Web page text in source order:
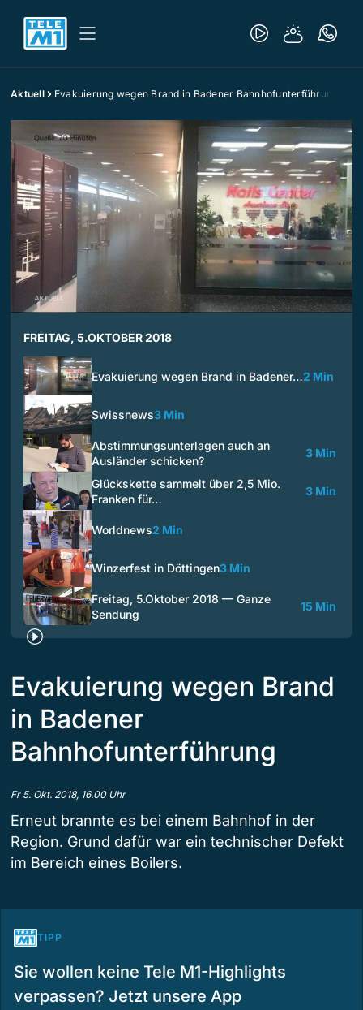
Aktuell Evakuierung wegen Brand in Badener Bahnhofunterführung
FREITAG, 5.OKTOBER 2018
Evakuierung wegen Brand in Badener…2 Min
Swissnews3 Min
Abstimmungsunterlagen auch an
Ausländer schicken?
3 Min
Glückskette sammelt über 2,5 Mio.
Franken für…
3 Min
Worldnews2 Min
Winzerfest in Döttingen3 Min
Freitag, 5.Oktober 2018 — Ganze
Sendung
15 Min
Evakuierung wegen Brand
in Badener
Bahnhofunterführung
Fr 5. Okt. 2018, 16.00 Uhr
Erneut brannte es bei einem Bahnhof in der
Region. Grund dafür war ein technischer Defekt
im Bereich eines Boilers.
TIPP
Sie wollen keine Tele M1-Highlights
verpassen? Jetzt unsere App